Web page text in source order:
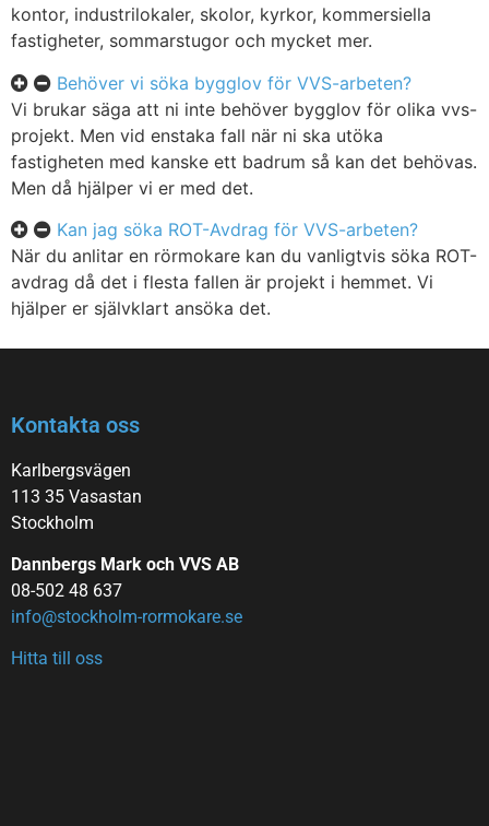
kontor, industrilokaler, skolor, kyrkor, kommersiella
fastigheter, sommarstugor och mycket mer.
Behöver vi söka bygglov för VVS-arbeten?
Vi brukar säga att ni inte behöver bygglov för olika vvs-
projekt. Men vid enstaka fall när ni ska utöka
fastigheten med kanske ett badrum så kan det behövas.
Men då hjälper vi er med det.
Kan jag söka ROT-Avdrag för VVS-arbeten?
När du anlitar en rörmokare kan du vanligtvis söka ROT-
avdrag då det i flesta fallen är projekt i hemmet. Vi
hjälper er självklart ansöka det.
Kontakta oss
Karlbergsvägen
113 35 Vasastan
Stockholm
Dannbergs Mark och VVS AB
08-502 48 637
info@stockholm-rormokare.se
Hitta till oss